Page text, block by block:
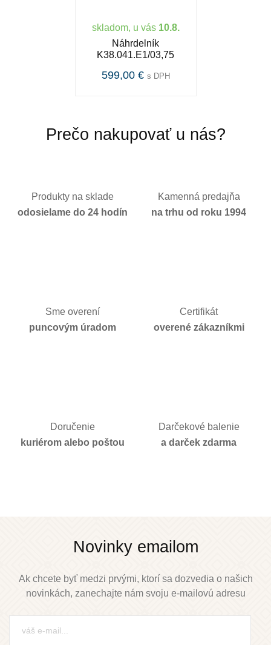
skladom, u vás 10.8.
Náhrdelník
K38.041.E1/03,75
599,00 € s DPH
Prečo nakupovať u nás?
Produkty na sklade
odosielame do 24 hodín
Kamenná predajňa
na trhu od roku 1994
Sme overení
puncovým úradom
Certifikát
overené zákazníkmi
Doručenie
kuriérom alebo poštou
Darčekové balenie
a darček zdarma
Novinky emailom
Ak chcete byť medzi prvými, ktorí sa dozvedia o našich
novinkách, zanechajte nám svoju e-mailovú adresu